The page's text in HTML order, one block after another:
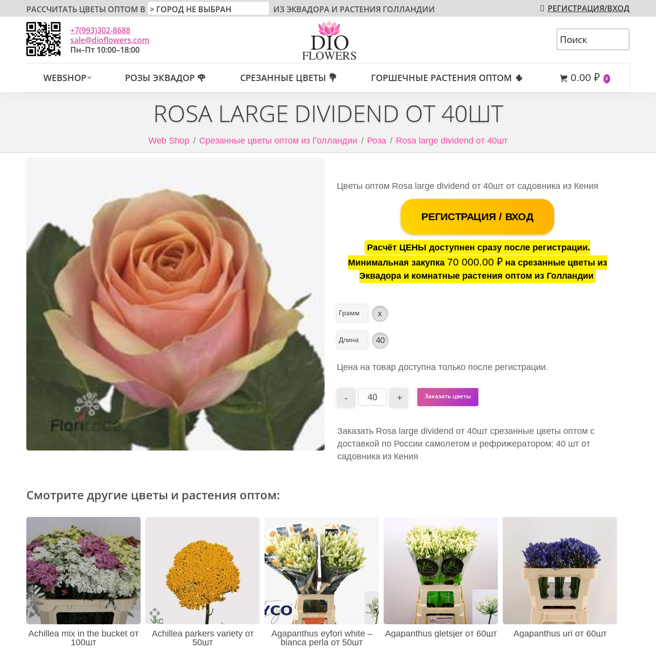
РАССЧИТАТЬ ЦВЕТЫ ОПТОМ В ИЗ ЭКВАДОРА И РАСТЕНИЯ ГОЛЛАНДИИ РЕГИСТРАЦИЯ/ВХОД
+7(993)302-8688
sale@dioflowers.com
Пн–Пт 10:00–18:00
WEBSHOP РОЗЫ ЭКВАДОР 🌹 СРЕЗАННЫЕ ЦВЕТЫ 💐 ГОРШЕЧНЫЕ РАСТЕНИЯ ОПТОМ 🌵 0.00 ₽ 0
ROSA LARGE DIVIDEND ОТ 40ШТ
Web Shop Срезанные цветы оптом из Голландии Роза Rosa large dividend от 40шт
Цветы оптом Rosa large dividend от 40шт от садовника из Кения
РЕГИСТРАЦИЯ / ВХОД
Расчёт ЦЕНЫ доступнен сразу после регистрации.
Минимальная закупка 70 000.00 ₽на срезанные цветы из
Эквадора и комнатные растения оптом из Голландии
Грамм x
Длина 40
Цена на товар доступна только после регистрации.
Заказать цветы
Заказать Rosa large dividend от 40шт срезанные цветы оптом с
доставкой по России самолетом и рефрижератором: 40 шт от
садовника из Кения
Смотрите другие цветы и растения оптом:
Achillea mix in the bucket от
100шт
Achillea parkers variety от
50шт
Agapanthus eyfori white –
bianca perla от 50шт
Agapanthus gletsjer от 60шт Agapanthus uri от 60шт